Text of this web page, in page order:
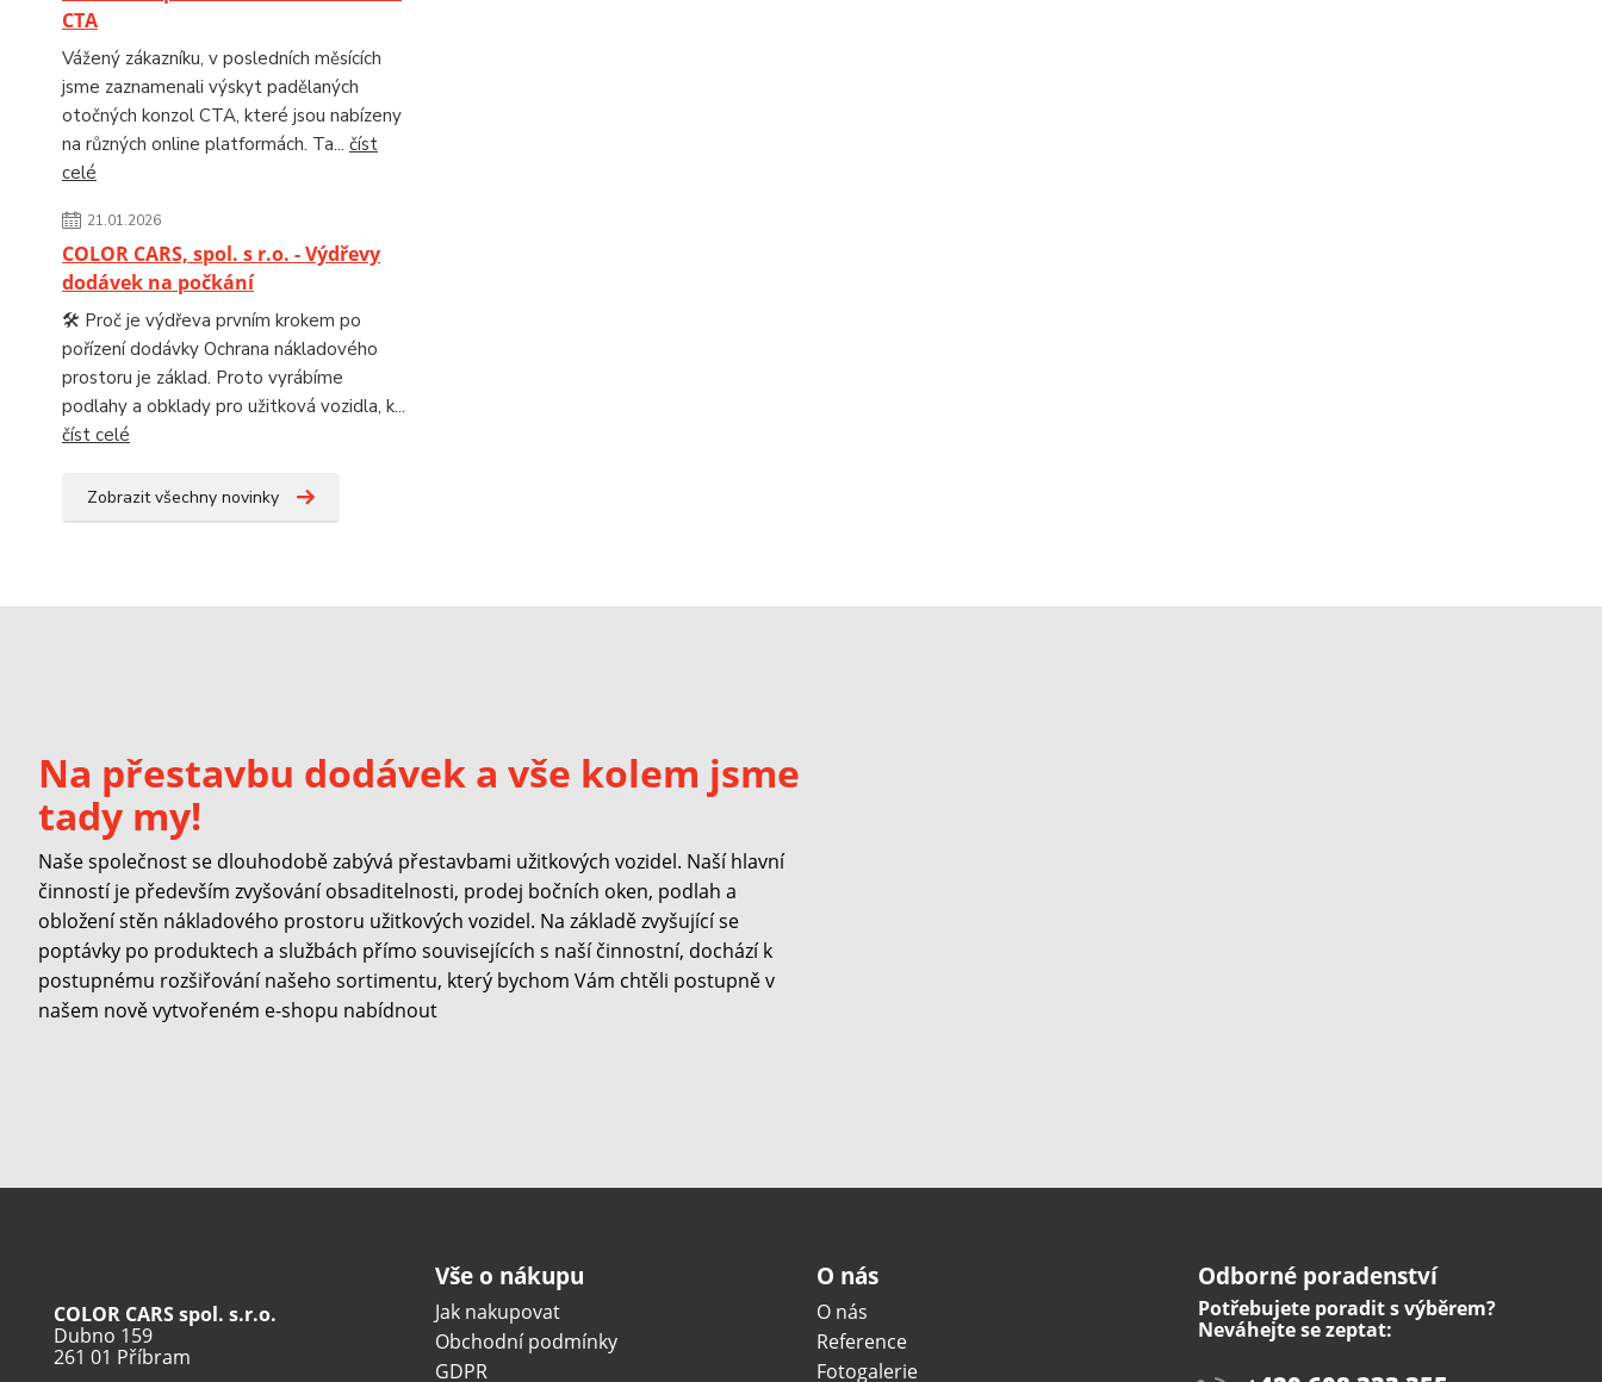
CTA
Vážený zákazníku, v posledních měsících
jsme zaznamenali výskyt padělaných
otočných konzol CTA, které jsou nabízeny
na různých online platformách. Ta... číst
celé
21.01.2026
COLOR CARS, spol. s r.o. - Výdřevy
dodávek na počkání
🛠️ Proč je výdřeva prvním krokem po
pořízení dodávky Ochrana nákladového
prostoru je základ. Proto vyrábíme
podlahy a obklady pro užitková vozidla, k...
číst celé
Zobrazit všechny novinky
Na přestavbu dodávek a vše kolem jsme
tady my!
Naše společnost se dlouhodobě zabývá přestavbami užitkových vozidel. Naší hlavní
činností je především zvyšování obsaditelnosti, prodej bočních oken, podlah a
obložení stěn nákladového prostoru užitkových vozidel. Na základě zvyšující se
poptávky po produktech a službách přímo souvisejících s naší činnostní, dochází k
postupnému rozšiřování našeho sortimentu, který bychom Vám chtěli postupně v
našem nově vytvořeném e-shopu nabídnout
COLOR CARS spol. s.r.o.
Dubno 159
261 01 Příbram
Vše o nákupu
Jak nakupovat
Obchodní podmínky
GDPR
O nás
O nás
Reference
Fotogalerie
Odborné poradenství
Potřebujete poradit s výběrem?
Neváhejte se zeptat: